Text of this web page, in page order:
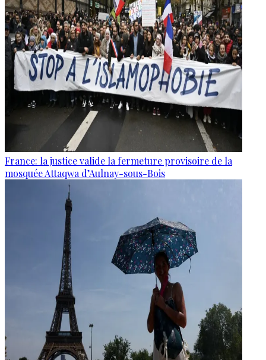
France: la justice valide la fermeture provisoire de la
mosquée Attaqwa d’Aulnay-sous-Bois